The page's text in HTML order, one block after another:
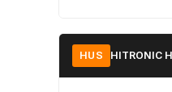
HUS HITRONIC